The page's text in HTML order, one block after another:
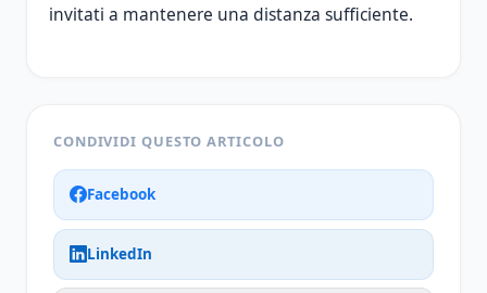
invitati a mantenere una distanza sufficiente.
CONDIVIDI QUESTO ARTICOLO
Facebook
LinkedIn